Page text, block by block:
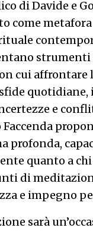
di Davide e
come
cui affrontare
quotidiane,
e
profonda,
quanto a chi
di
e impegno
sarà